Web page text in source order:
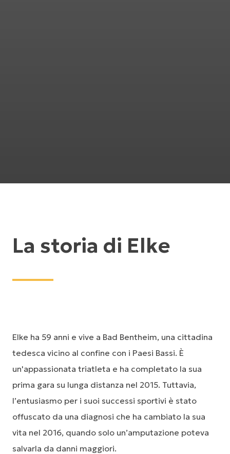
La storia di Elke
Elke ha 59 anni e vive a Bad Bentheim, una cittadina
tedesca vicino al confine con i Paesi Bassi. È
un'appassionata triatleta e ha completato la sua
prima gara su lunga distanza nel 2015. Tuttavia,
l’entusiasmo per i suoi successi sportivi è stato
offuscato da una diagnosi che ha cambiato la sua
vita nel 2016, quando solo un’amputazione poteva
salvarla da danni maggiori.